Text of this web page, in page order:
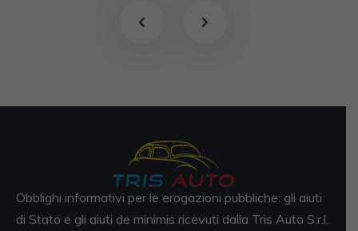
Obblighi informativi per le erogazioni pubbliche: gli aiuti
di Stato e gli aiuti de minimis ricevuti dalla Tris Auto S.r.l.